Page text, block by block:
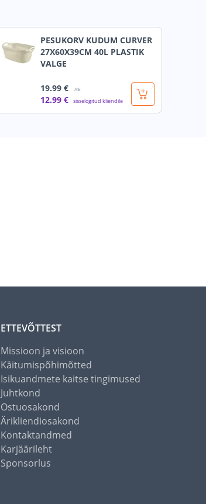
PESUKORV KUDUM CURVER
27X60X39CM 40L PLASTIK
VALGE
19.99 € /tk
12.99 € sisselogitud kliendile
ETTEVÕTTEST
Missioon ja visioon
Käitumispõhimõtted
Isikuandmete kaitse tingimused
Juhtkond
Ostuosakond
Ärikliendiosakond
Kontaktandmed
Karjäärileht
Sponsorlus